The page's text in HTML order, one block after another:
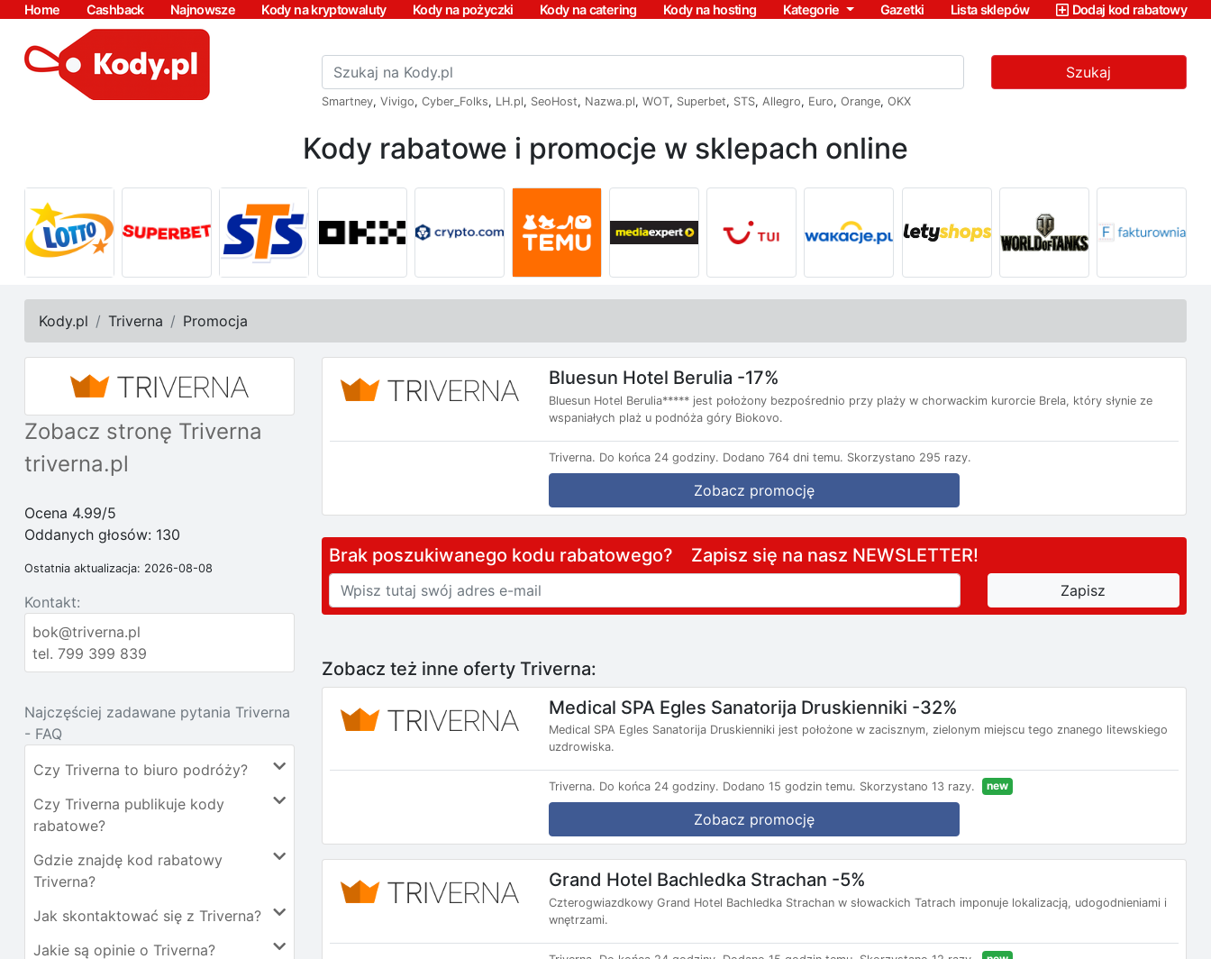
Home Cashback Najnowsze Kody na kryptowaluty Kody na pożyczki Kody na catering Kody na hosting Kategorie Gazetki Lista sklepów Dodaj kod rabatowy
Szukaj
Smartney, Vivigo, Cyber_Folks, LH.pl, SeoHost, Nazwa.pl, WOT, Superbet, STS, Allegro, Euro, Orange, OKX
Kody rabatowe i promocje w sklepach online
Kody.pl Triverna Promocja
Zobacz stronę Triverna
triverna.pl
Ocena 4.99/5
Oddanych głosów: 130
Ostatnia aktualizacja: 2026-08-08
Kontakt:
bok@triverna.pl
tel. 799 399 839
Najczęściej zadawane pytania Triverna
- FAQ
Czy Triverna to biuro podróży?
Czy Triverna publikuje kody
rabatowe?
Gdzie znajdę kod rabatowy
Triverna?
Jak skontaktować się z Triverna?
Jakie są opinie o Triverna?
Bluesun Hotel Berulia -17%
Bluesun Hotel Berulia***** jest położony bezpośrednio przy plaży w chorwackim kurorcie Brela, który słynie ze
wspaniałych plaż u podnóża góry Biokovo.
Triverna. Do końca 24 godziny. Dodano 764 dni temu. Skorzystano 295 razy.
Zobacz promocję
Brak poszukiwanego kodu rabatowego? Zapisz się na nasz NEWSLETTER!
Zobacz też inne oferty Triverna:
Medical SPA Egles Sanatorija Druskienniki -32%
Medical SPA Egles Sanatorija Druskienniki jest położone w zacisznym, zielonym miejscu tego znanego litewskiego
uzdrowiska.
Triverna. Do końca 24 godziny. Dodano 15 godzin temu. Skorzystano 13 razy. new
Zobacz promocję
Grand Hotel Bachledka Strachan -5%
Czterogwiazdkowy Grand Hotel Bachledka Strachan w słowackich Tatrach imponuje lokalizacją, udogodnieniami i
wnętrzami.